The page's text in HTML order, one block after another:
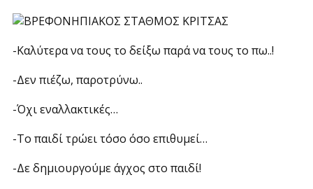
-Καλύτερα να τους το δείξω παρά να τους το πω..!
-Δεν πιέζω, παροτρύνω..
-Όχι εναλλακτικές…
-Το παιδί τρώει τόσο όσο επιθυμεί…
-Δε δημιουργούμε άγχος στο παιδί!